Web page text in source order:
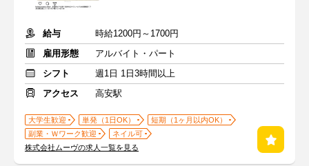
給与
時給1200円～1700円
雇用形態
アルバイト・パート
シフト
週1日 1日3時間以上
アクセス
高安駅
大学生歓迎 単発（1日OK）
短期（1ヶ月以内OK）
副業・Ｗワーク歓迎
ネイル可
株式会社ムーヴの求人一覧を見る